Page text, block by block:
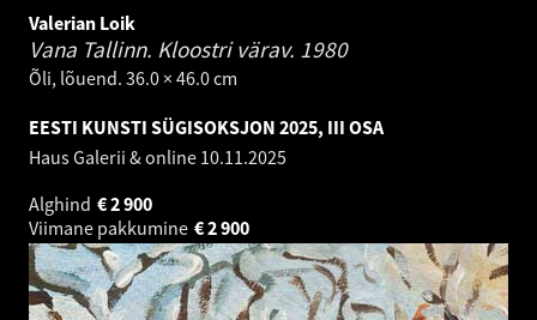
Valerian Loik
Vana Tallinn. Kloostri värav. 1980
Õli, lõuend. 36.0 × 46.0 cm
EESTI KUNSTI SÜGISOKSJON 2025, III OSA
Haus Galerii & online 10.11.2025
Alghind
2 900
€
Viimane pakkumine
2 900
€